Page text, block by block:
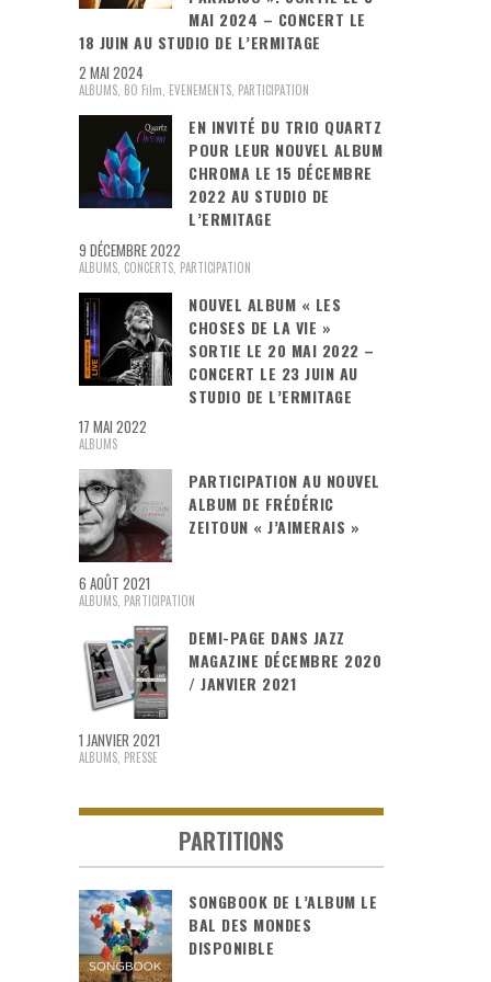
MAI 2024 – CONCERT LE
18 JUIN AU STUDIO DE L’ERMITAGE
2 MAI 2024
ALBUMS BO Film EVENEMENTS PARTICIPATION
EN INVITÉ DU TRIO QUARTZ
POUR LEUR NOUVEL ALBUM
CHROMA LE 15 DÉCEMBRE
2022 AU STUDIO DE
L’ERMITAGE
9 DÉCEMBRE 2022
ALBUMS CONCERTS PARTICIPATION
NOUVEL ALBUM « LES
CHOSES DE LA VIE »
SORTIE LE 20 MAI 2022 –
CONCERT LE 23 JUIN AU
STUDIO DE L’ERMITAGE
17 MAI 2022
ALBUMS
PARTICIPATION AU NOUVEL
ALBUM DE FRÉDÉRIC
ZEITOUN « J’AIMERAIS »
6 AOÛT 2021
ALBUMS PARTICIPATION
DEMI-PAGE DANS JAZZ
MAGAZINE DÉCEMBRE 2020
/ JANVIER 2021
1 JANVIER 2021
ALBUMS PRESSE
PARTITIONS
SONGBOOK DE L’ALBUM LE
BAL DES MONDES
DISPONIBLE